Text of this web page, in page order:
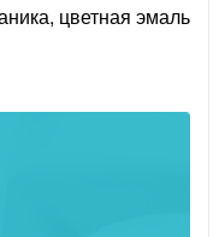
цветная эмаль